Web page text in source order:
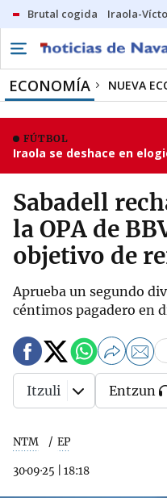
Brutal cogida Iraola-
ECONOMÍA NUEVA
FÚTBOL
Iraola se deshace en
Sabadell
la OPA de
objetivo de
Aprueba un segundo
céntimos pagadero en
NTM EP
30·09·25 18:18
Itzuli Entzun